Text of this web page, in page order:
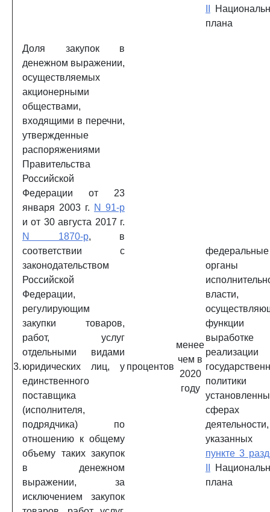
плана
3.
Доля закупок в
денежном выражении,
осуществляемых
акционерными
обществами,
входящими в перечни,
утвержденные
распоряжениями
Правительства
Российской
Федерации от 23
января 2003 г. N 91-р
и от 30 августа 2017 г.
N 1870-р, в
соответствии с
законодательством
Российской
Федерации,
регулирующим
закупки товаров,
работ, услуг
отдельными видами
юридических лиц, у
единственного
поставщика
(исполнителя,
подрядчика) по
отношению к общему
объему таких закупок
в денежном
выражении, за
исключением закупок
процентов
менее
чем в
2020
году
федеральные
органы
власти,
функции
реализации
сферах
деятельности,
пункте 3
плана